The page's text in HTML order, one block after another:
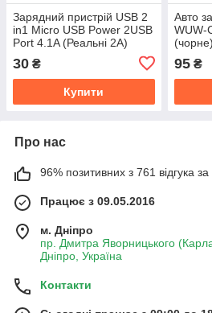
Зарядний пристрій USB 2
in1 Micro USB Power 2USB
Port 4.1A (Реальні 2А)
30 ₴
Купити
Авто
WUW-
(чорне)
95₴
Про нас
96% позитивних з 761 відгука за
Працює з 09.05.2016
м. Дніпро
пр. Дмитра Яворницького
Дніпро, Україна
Контакти